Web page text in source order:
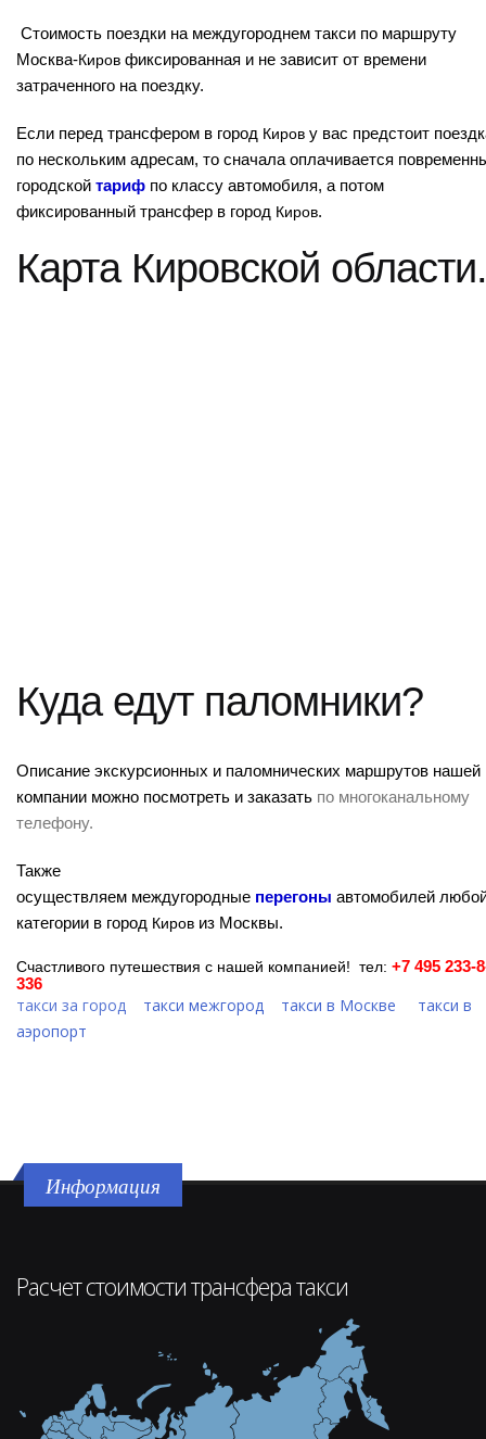
Стоимость поездки на междугороднем такси по маршруту
Москва-Киров фиксированная и не зависит от времени
затраченного на поездку.
Если перед трансфером в город Киров у вас предстоит
по нескольким адресам, то сначала оплачивается
городской тариф по классу автомобиля, а потом
фиксированный трансфер в город Киров.
Карта Кировской области.
Куда едут паломники?
Описание экскурсионных и паломнических маршрутов нашей
компании можно посмотреть и заказать по многоканальному
телефону.
Также
осуществляем междугородные перегоны автомобилей
категории в город Киров из Москвы.
Счастливого путешествия с нашей компанией! тел: +7 495 233-
336
такси за город такси межгород такси в Москве
такси в
аэропорт
Информация
Расчет стоимости трансфера такси